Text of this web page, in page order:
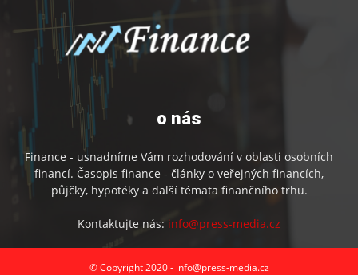
o nás
Finance - usnadníme Vám rozhodování v oblasti osobních
financí. Časopis finance - články o veřejných financích,
půjčky, hypotéky a další témata finančního trhu.
Kontaktujte nás: info@press-media.cz
© Copyright 2020 - info@press-media.cz